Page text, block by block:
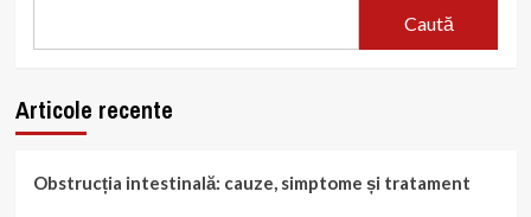
Caută
Articole recente
Obstrucția intestinală: cauze, simptome și tratament